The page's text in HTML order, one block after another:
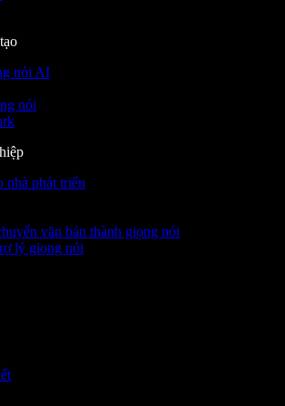
nói AI
nói
nhà phát triển
văn bản thành giọng nói
lý giọng nói